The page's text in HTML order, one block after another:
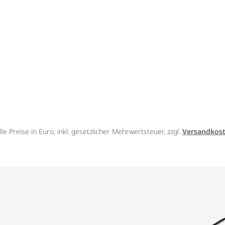
Preise in Euro, inkl. gesetzlicher Mehrwertsteuer, zzgl.